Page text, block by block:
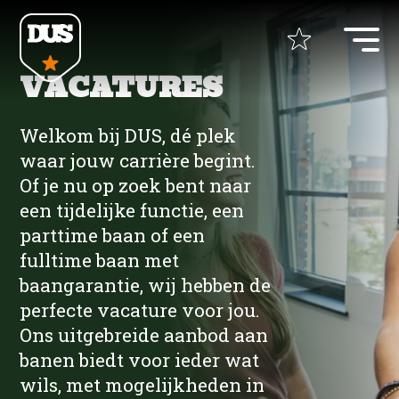
+
Opdrachtgevers
Uitzenden
Detacheren
Werving & Selectie
ZZP bemiddeling
Recruitment Marketing
+
Vacatures
Bouw
Bouw UTA
+
ZZP Opdrachten
Bouw UTA
+
Over DUS
VACATURES
Welkom bij DUS, dé plek
waar jouw carrière begint.
Of je nu op zoek bent naar
een tijdelijke functie, een
parttime baan of een
fulltime baan met
baangarantie, wij hebben de
perfecte vacature voor jou.
Ons uitgebreide aanbod aan
banen biedt voor ieder wat
wils, met mogelijkheden in
JOB ALERT
E-mail
CATEGORY
Bouw